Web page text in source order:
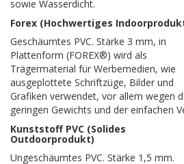
sowie Wasserdicht.
Forex (Hochwertiges
Geschäumtes PVC. Stärke 3 mm, in
Plattenform (FOREX®) wird als
Trägermaterial für Werbemedien, wie
ausgeplottete Schriftzüge, Bilder und
Grafiken verwendet, vor allem wegen
geringen Gewichts und der einfachen
Kunststoff PVC (Solides
Outdoorprodukt)
Ungeschäumtes PVC. Stärke 1,5 mm.